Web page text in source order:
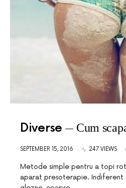
Diverse Cum
SEPTEMBER 15, 2016 247 VIEWS
Metode simple pentru a topi
aparat presoterapie. Indiferent